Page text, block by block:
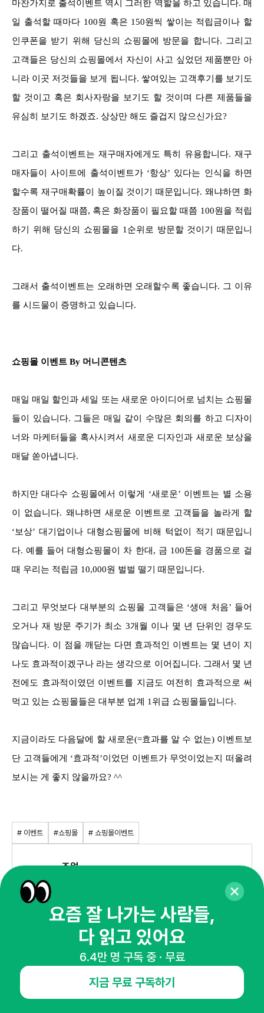
마찬가지로 출석이벤트 역시 그러한 역할을 하고 있습니다. 매
일 출석할 때마다 100원 혹은 150원씩 쌓이는 적립금이나 할
인쿠폰을 받기 위해 당신의 쇼핑몰에 방문을 합니다. 그리고
고객들은 당신의 쇼핑몰에서 자신이 사고 싶었던 제품뿐만 아
니라 이곳 저것들을 보게 됩니다. 쌓여있는 고객후기를 보기도
할 것이고 혹은 회사자랑을 보기도 할 것이며 다른 제품들을
유심히 보기도 하겠죠. 상상만 해도 즐겁지 않으신가요?
그리고 출석이벤트는 재구매자에게도 특히 유용합니다. 재구
매자들이 사이트에 출석이벤트가 ‘항상’ 있다는 인식을 하면
할수록 재구매확률이 높이질 것이기 때문입니다. 왜냐하면 화
장품이 떨어질 때쯤, 혹은 화장품이 필요할 때쯤 100원을 적립
하기 위해 당신의 쇼핑몰을 1순위로 방문할 것이기 때문입니
다.
그래서 출석이벤트는 오래하면 오래할수록 좋습니다. 그 이유
를 시드물이 증명하고 있습니다.
쇼핑몰 이벤트 By 머니콘텐츠
매일 매일 할인과 세일 또는 새로운 아이디어로 넘치는 쇼핑몰
들이 있습니다. 그들은 매일 같이 수많은 회의를 하고 디자이
너와 마케터들을 혹사시켜서 새로운 디자인과 새로운 보상을
매달 쏟아냅니다.
하지만 대다수 쇼핑몰에서 이렇게 ‘새로운’ 이벤트는 별 소용
이 없습니다. 왜냐하면 새로운 이벤트로 고객들을 놀라게 할
‘보상’ 대기업이나 대형쇼핑몰에 비해 턱없이 적기 때문입니
다. 예를 들어 대형쇼핑몰이 차 한대, 금 100돈을 경품으로 걸
때 우리는 적립금 10,000원 벌벌 떨기 때문입니다.
그리고 무엇보다 대부분의 쇼핑몰 고객들은 ‘생애 처음’ 들어
오거나 재 방문 주기가 최소 3개월 이나 몇 년 단위인 경우도
많습니다. 이 점을 깨닫는 다면 효과적인 이벤트는 몇 년이 지
나도 효과적이겠구나 라는 생각으로 이어집니다. 그래서 몇 년
전에도 효과적이였던 이벤트를 지금도 여전히 효과적으로 써
먹고 있는 쇼핑몰들은 대부분 업계 1위급 쇼핑몰들입니다.
지금이라도 다음달에 할 새로운(=효과를 알 수 없는) 이벤트보
단 고객들에게 ‘효과적’이었던 이벤트가 무엇이었는지 떠올려
보시는 게 좋지 않을까요? ^^
# 이벤트 #쇼핑몰 # 쇼핑몰이벤트
조얼
웹에이전시 머니콘텐츠의 대표입니다. 실전 사례 전문가이며
알림받기
이 콘텐츠가 도움이 되셨나요?
도움돼요 아쉬워요
요즘 잘 나가는 사람들,
다 읽고 있어요
6.4만 명 구독 중 · 무료
지금 무료 구독하기